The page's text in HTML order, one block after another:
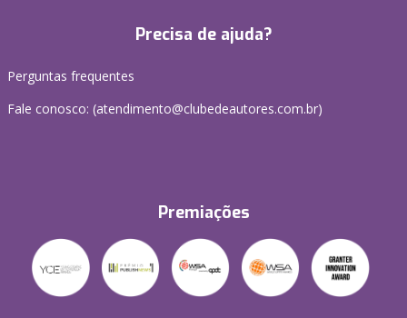
Precisa de ajuda?
Perguntas frequentes
Fale conosco: (atendimento@clubedeautores.com.br)
Premiações